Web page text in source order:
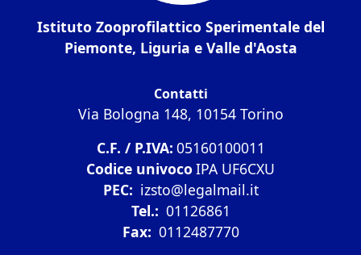
Istituto Zooprofilattico Sperimentale del
Piemonte, Liguria e Valle d'Aosta
Contatti
Via Bologna 148, 10154 Torino
C.F. / P.IVA: 05160100011
Codice univoco IPA UF6CXU
PEC: izsto@legalmail.it
Tel.: 01126861
Fax: 0112487770